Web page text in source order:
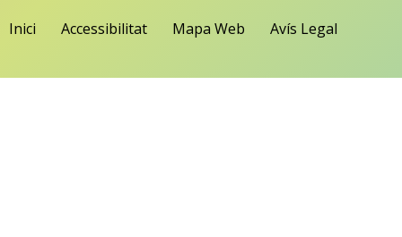
Inici Accessibilitat Mapa Web Avís Legal